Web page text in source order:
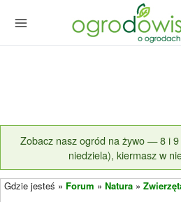
Zobacz nasz ogród na żywo — 8 i
niedziela), kiermasz w
Gdzie jesteś » Forum » Natura »